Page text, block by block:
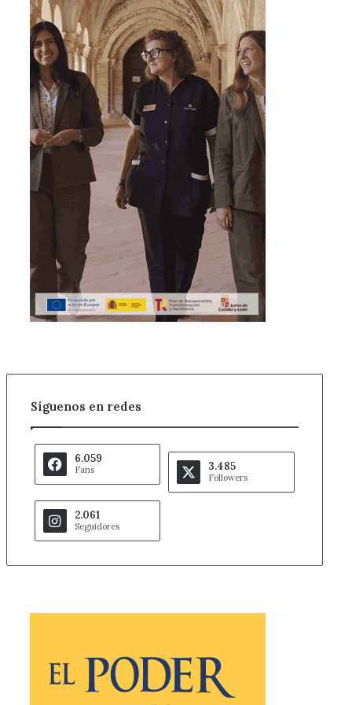
Síguenos en redes
6.059
Fans 3.485
Followers
2.061
Seguidores